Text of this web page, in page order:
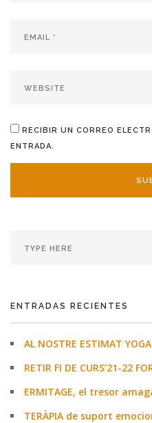
RECIBIR UN CORREO
ENTRADA.
ENTRADAS RECIENTES
AL NOSTRE ESTIMAT
RETIR FI DE CURS’21-22
ERMITAGE, el tresor
TERÀPIA de suport